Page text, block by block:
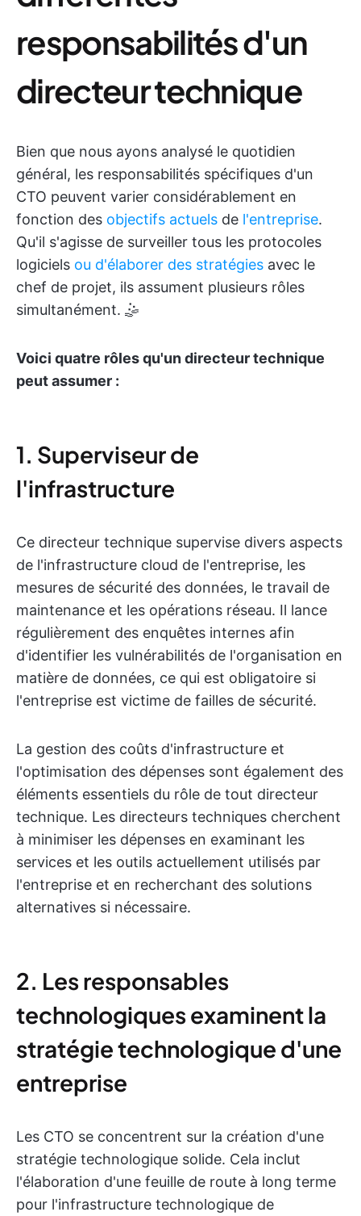
responsabilités d'un
directeur technique
Bien que nous ayons analysé le quotidien
général, les responsabilités spécifiques d'un
CTO peuvent varier considérablement en
fonction des objectifs actuels de l'entreprise.
Qu'il s'agisse de surveiller tous les protocoles
logiciels ou d'élaborer des stratégies avec le
chef de projet, ils assument plusieurs rôles
simultanément. 🤹
Voici quatre rôles qu'un directeur technique
peut assumer :
1. Superviseur de
l'infrastructure
Ce directeur technique supervise divers aspects
de l'infrastructure cloud de l'entreprise, les
mesures de sécurité des données, le travail de
maintenance et les opérations réseau. Il lance
régulièrement des enquêtes internes afin
d'identifier les vulnérabilités de l'organisation en
matière de données, ce qui est obligatoire si
l'entreprise est victime de failles de sécurité.
La gestion des coûts d'infrastructure et
l'optimisation des dépenses sont également des
éléments essentiels du rôle de tout directeur
technique. Les directeurs techniques cherchent
à minimiser les dépenses en examinant les
services et les outils actuellement utilisés par
l'entreprise et en recherchant des solutions
alternatives si nécessaire.
2. Les responsables
technologiques examinent la
stratégie technologique d'une
entreprise
Les CTO se concentrent sur la création d'une
stratégie technologique solide. Cela inclut
l'élaboration d'une feuille de route à long terme
pour l'infrastructure technologique de